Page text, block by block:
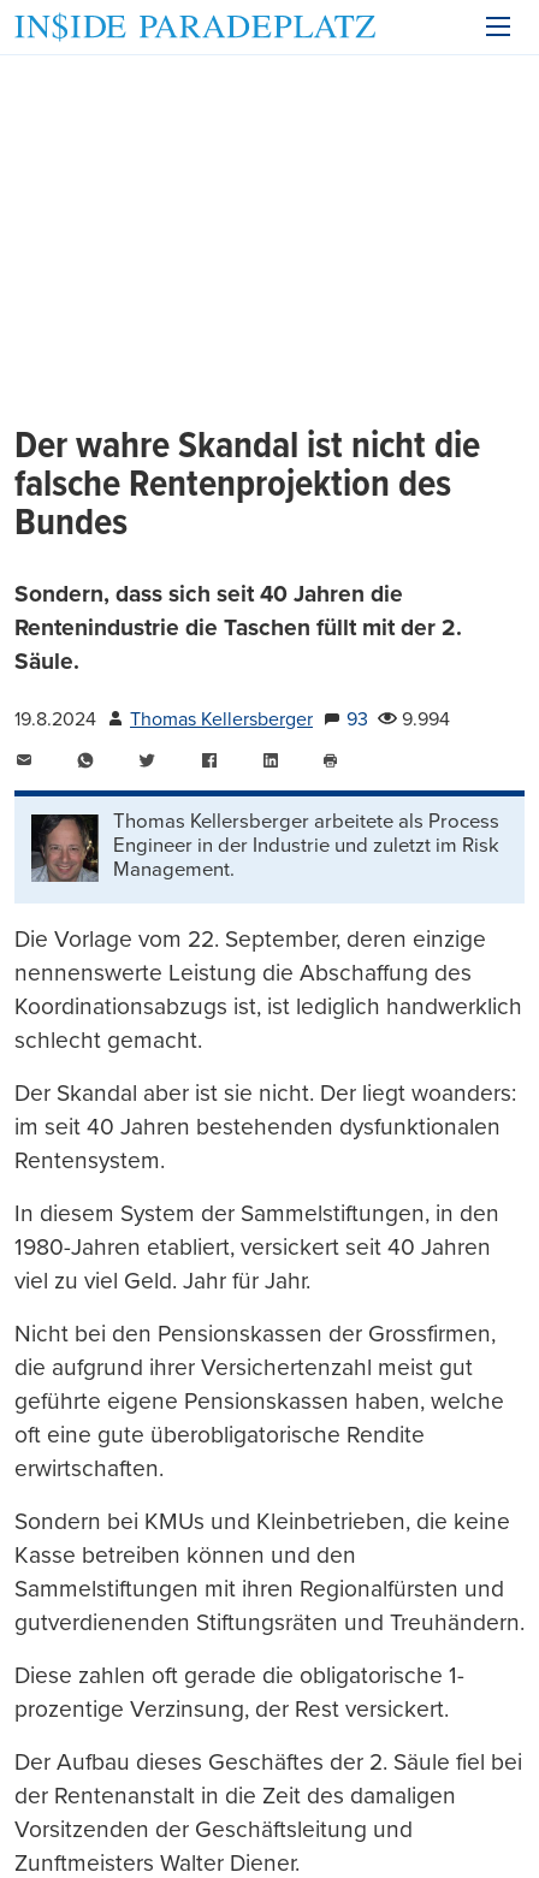
Der wahre Skandal ist nicht die
falsche Rentenprojektion des
Bundes
Sondern, dass sich seit 40 Jahren die
Rentenindustrie die Taschen füllt mit der 2.
Säule.
19.8.2024 Thomas Kellersberger 93
9.994
WhatsAppTwitter FacebookLinkedIn
drucken
Thomas Kellersberger arbeitete als Process
Engineer in der Industrie und zuletzt im Risk
Management.
Die Vorlage vom 22. September, deren einzige
nennenswerte Leistung die Abschaffung des
Koordinationsabzugs ist, ist lediglich handwerklich
schlecht gemacht.
Der Skandal aber ist sie nicht. Der liegt woanders:
im seit 40 Jahren bestehenden dysfunktionalen
Rentensystem.
In diesem System der Sammelstiftungen, in den
1980-Jahren etabliert, versickert seit 40 Jahren
viel zu viel Geld. Jahr für Jahr.
Nicht bei den Pensionskassen der Grossfirmen,
die aufgrund ihrer Versichertenzahl meist gut
geführte eigene Pensionskassen haben, welche
oft eine gute überobligatorische Rendite
erwirtschaften.
Sondern bei KMUs und Kleinbetrieben, die keine
Kasse betreiben können und den
Sammelstiftungen mit ihren Regionalfürsten und
gutverdienenden Stiftungsräten und Treuhändern.
Diese zahlen oft gerade die obligatorische 1-
prozentige Verzinsung, der Rest versickert.
Der Aufbau dieses Geschäftes der 2. Säule fiel bei
der Rentenanstalt in die Zeit des damaligen
Vorsitzenden der Geschäftsleitung und
Zunftmeisters Walter Diener.